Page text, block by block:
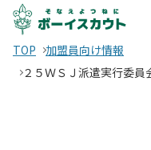
TOP
加盟員向け情報
２５ＷＳＪ派遣実行委員